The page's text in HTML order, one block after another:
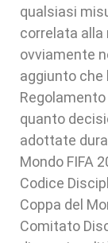
qualsiasi
correlata alla
ovviamente
aggiunto che
Regolamento
quanto
adottate
Mondo FIFA
Codice
Coppa del
Comitato